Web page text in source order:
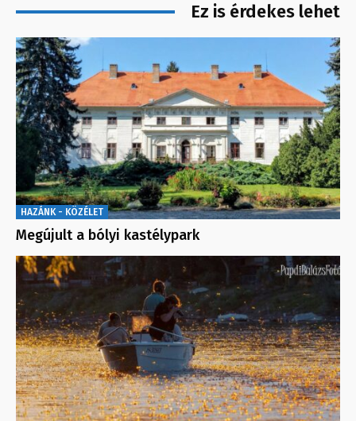
Ez is érdekes lehet
HAZÁNK - KÖZÉLET
Megújult a bólyi kastélypark